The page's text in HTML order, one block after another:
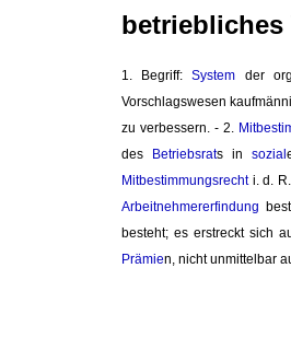
betriebliches
1. Begriff: System der
Vorschlagswesen
zu verbessern. - 2.
des
Betriebsrats insozial
Mitbestimmungsrechti. d.
Arbeitnehmererfindung
besteht; es erstreckt sich
Prämien, nicht unmittelbar